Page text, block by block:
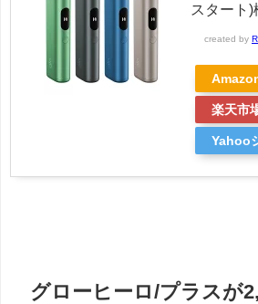
スタート)
created by
楽天市
Yahoo
グローヒーロ/プラスが